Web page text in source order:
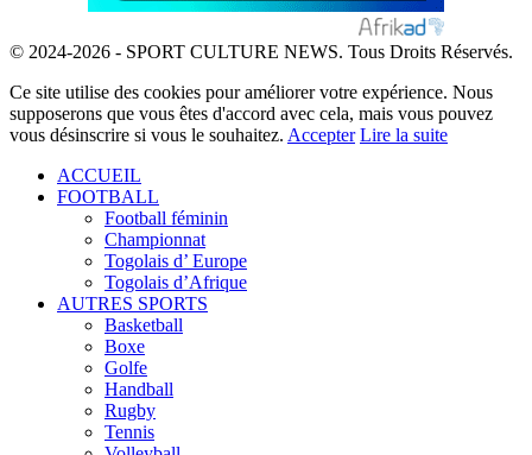
© 2024-2026 - SPORT CULTURE NEWS. Tous Droits Réservés.
Ce site utilise des cookies pour améliorer votre expérience. Nous
supposerons que vous êtes d'accord avec cela, mais vous pouvez
vous désinscrire si vous le souhaitez. Accepter Lire la suite
ACCUEIL
FOOTBALL
Football féminin
Championnat
Togolais d’ Europe
Togolais d’Afrique
AUTRES SPORTS
Basketball
Boxe
Golfe
Handball
Rugby
Tennis